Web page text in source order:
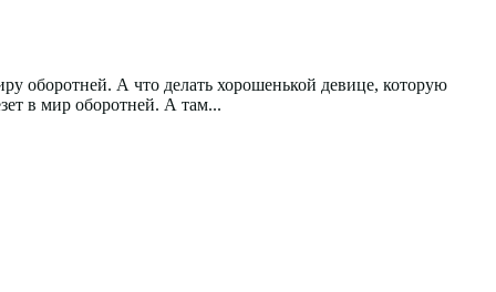
оборотней. А что делать хорошенькой девице, которую
в мир оборотней. А там...